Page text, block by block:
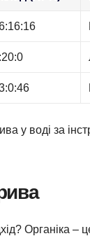
у воді за
Органіка